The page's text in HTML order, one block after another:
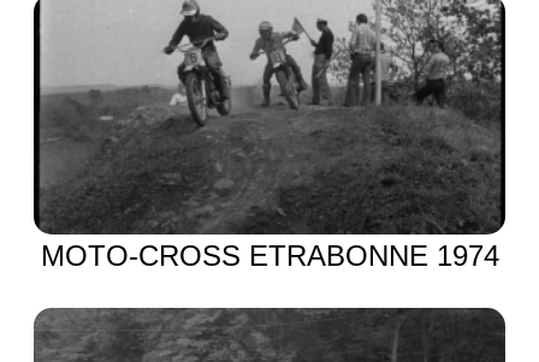
MOTO-CROSS ETRABONNE 1974